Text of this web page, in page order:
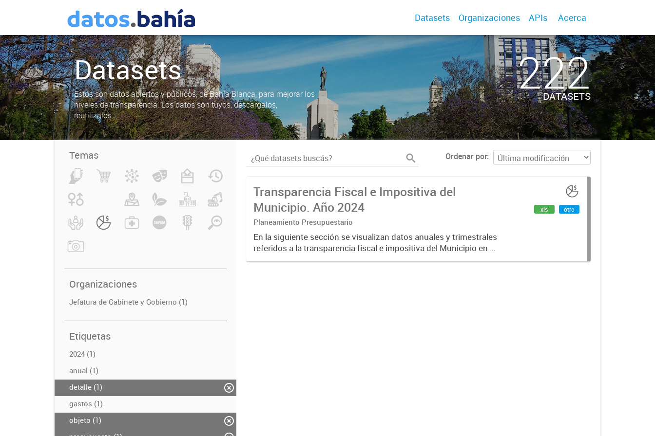
Datasets Organizaciones APIs Acerca
Datasets
Estos son datos abiertos y públicos, de Bahía Blanca, para mejorar los
niveles de transparencia. Los datos son tuyos, descargalos,
reutilizalos.
222
DATASETS
Temas
Organizaciones
Jefatura de Gabinete y Gobierno (1)
Etiquetas
2024 (1)
anual (1)
detalle (1)
gastos (1)
objeto (1)
Ordenar por
Transparencia Fiscal e Impositiva del
Municipio. Año 2024
Planeamiento Presupuestario
En la siguiente sección se visualizan datos anuales y trimestrales
referidos a la transparencia fiscal e impositiva del Municipio en el
año 2024.
xls otro